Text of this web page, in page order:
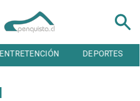
ENTRETENCIÓN DEPORTES